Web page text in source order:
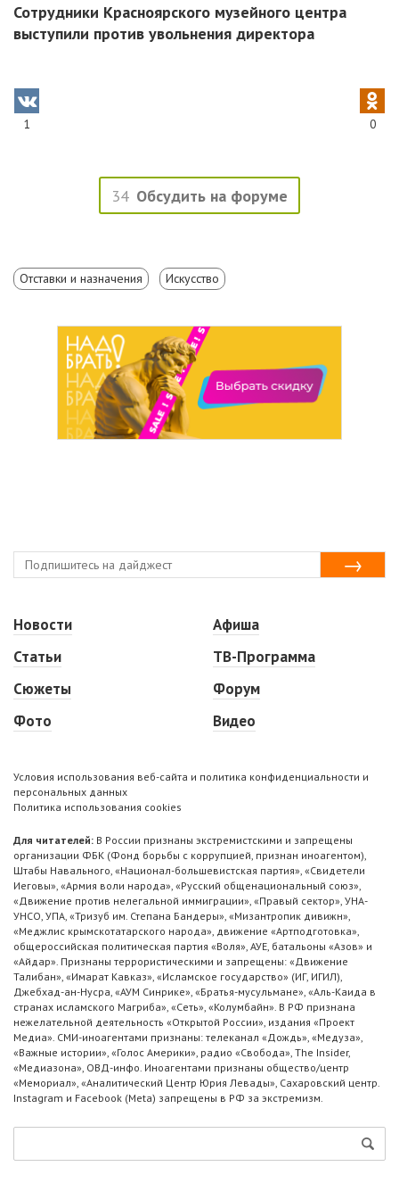
Сотрудники Красноярского музейного центра
выступили против увольнения директора
1 0
34 Обсудить на форуме
Отставки и назначения Искусство
Новости
Статьи
Сюжеты
Фото
Афиша
ТВ-Программа
Форум
Видео
Условия использования веб-сайта и политика конфиденциальности и
персональных данных
Политика использования cookies
Для читателей: В России признаны экстремистскими и запрещены
организации ФБК (Фонд борьбы с коррупцией, признан иноагентом),
Штабы Навального, «Национал-большевистская партия», «Свидетели
Иеговы», «Армия воли народа», «Русский общенациональный союз»,
«Движение против нелегальной иммиграции», «Правый сектор», УНА-
УНСО, УПА, «Тризуб им. Степана Бандеры», «Мизантропик дивижн»,
«Меджлис крымскотатарского народа», движение «Артподготовка»,
общероссийская политическая партия «Воля», АУЕ, батальоны «Азов» и
«Айдар». Признаны террористическими и запрещены: «Движение
Талибан», «Имарат Кавказ», «Исламское государство» (ИГ, ИГИЛ),
Джебхад-ан-Нусра, «АУМ Синрике», «Братья-мусульмане», «Аль-Каида в
странах исламского Магриба», «Сеть», «Колумбайн». В РФ признана
нежелательной деятельность «Открытой России», издания «Проект
Медиа». СМИ-иноагентами признаны: телеканал «Дождь», «Медуза»,
«Важные истории», «Голос Америки», радио «Свобода», The Insider,
«Медиазона», ОВД-инфо. Иноагентами признаны общество/центр
«Мемориал», «Аналитический Центр Юрия Левады», Сахаровский центр.
Instagram и Facebook (Metа) запрещены в РФ за экстремизм.